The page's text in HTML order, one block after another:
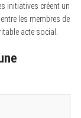
initiatives créent un
les membres de
acte social.